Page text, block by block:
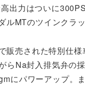
出力はついに
MTのツインクラ
販売された特別仕
らNa封入排気弁の
にパワーアップ。